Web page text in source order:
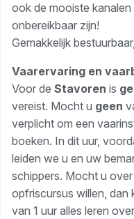
ook de mooiste
onbereikbaar zijn!
Gemakkelijk
Vaarervaring en
Voor de Stavoren is
vereist. Mocht u geen
verplicht om een
boeken. In dit uur,
leiden we u en uw
schippers. Mocht u
opfriscursus willen, dan
van 1 uur alles leren